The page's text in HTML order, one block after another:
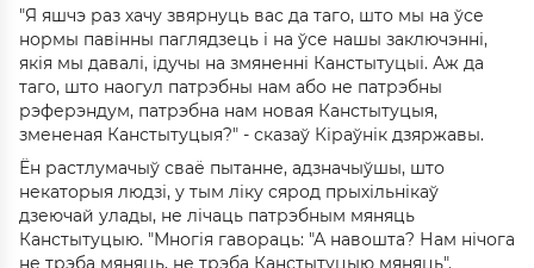
"Я яшчэ раз хачу звярнуць вас да таго, што мы на ўсе
нормы павінны паглядзець і на ўсе нашы заключэнні,
якія мы давалі, ідучы на змяненні Канстытуцыі. Аж да
таго, што наогул патрэбны нам або не патрэбны
рэферэндум, патрэбна нам новая Канстытуцыя,
змененая Канстытуцыя?" - сказаў Кіраўнік дзяржавы.
Ён растлумачыў сваё пытанне, адзначыўшы, што
некаторыя людзі, у тым ліку сярод прыхільнікаў
дзеючай улады, не лічаць патрэбным мяняць
Канстытуцыю. "Многія гавораць: "А навошта? Нам нічога
не трэба мяняць, не трэба Канстытуцыю мяняць".